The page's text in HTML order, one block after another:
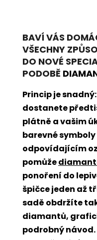
BAVÍ VÁS
VŠECHNY
DO NOVÉ
PODOBĚ
Princip je
dostanete
plátně a vašim
barevné
odpovídajícím
pomůže
ponoření do
špičce jeden až
sadě obdržíte
diamantů,
podrobný